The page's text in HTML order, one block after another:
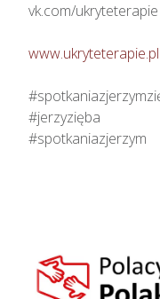
vk.com/ukryteterapie
www.ukryteterapie.pl
#jerzyzięba
#spotkaniazjerzym